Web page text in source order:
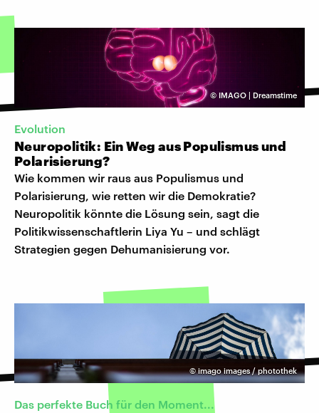
© IMAGO | Dreamstime
Evolution
Neuropolitik: Ein Weg aus Populismus und
Polarisierung?
Wie kommen wir raus aus Populismus und
Polarisierung, wie retten wir die Demokratie?
Neuropolitik könnte die Lösung sein, sagt die
Politikwissenschaftlerin Liya Yu – und schlägt
Strategien gegen Dehumanisierung vor.
©imago images / photothek
Das perfekte Buch für den Moment...